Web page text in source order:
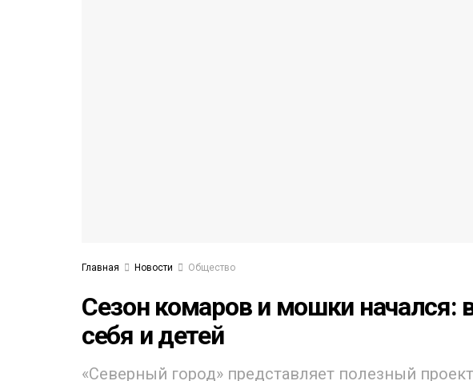
Главная Новости Общество
Сезон комаров и мошки начался:
себя и детей
«Северный город» представляет полезный